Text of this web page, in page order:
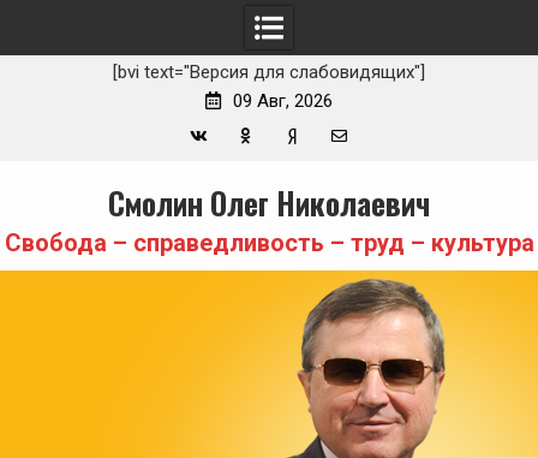
[bvi text="Версия для слабовидящих"]
09 Авг, 2026
Zen
mail
content
Смолин Олег Николаевич
Свобода – справедливость – труд – культура